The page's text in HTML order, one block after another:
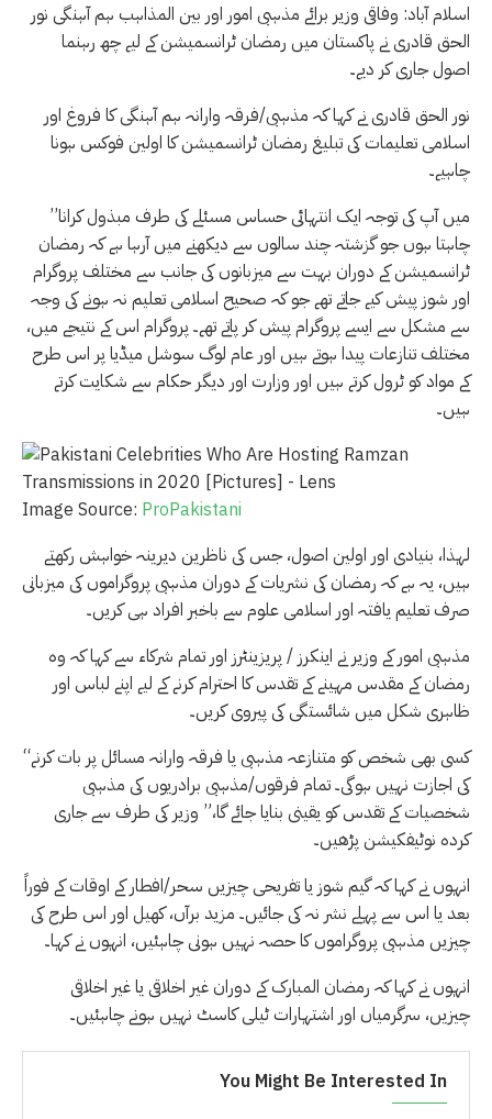
اسلام آباد: وفاقی وزیر برائے مذہبی امور اور بین المذاہب ہم آہنگی نور
الحق قادری نے پاکستان میں رمضان ٹرانسمیشن کے لیے چھ رہنما
اصول جاری کر دیے۔
نور الحق قادری نے کہا کہ مذہبی/فرقہ وارانہ ہم آہنگی کا فروغ اور
اسلامی تعلیمات کی تبلیغ رمضان ٹرانسمیشن کا اولین فوکس ہونا
چاہیے۔
’’میں آپ کی توجہ ایک انتہائی حساس مسئلے کی طرف مبذول کرانا
چاہتا ہوں جو گزشتہ چند سالوں سے دیکھنے میں آرہا ہے کہ رمضان
ٹرانسمیشن کے دوران بہت سے میزبانوں کی جانب سے مختلف پروگرام
اور شوز پیش کیے جاتے تھے جو کہ صحیح اسلامی تعلیم نہ ہونے کی وجہ
سے مشکل سے ایسے پروگرام پیش کر پاتے تھے۔ پروگرام اس کے نتیجے میں،
مختلف تنازعات پیدا ہوتے ہیں اور عام لوگ سوشل میڈیا پر اس طرح
کے مواد کو ٹرول کرتے ہیں اور وزارت اور دیگر حکام سے شکایت کرتے
ہیں۔
Image Source: ProPakistani
لہذا، بنیادی اور اولین اصول، جس کی ناظرین دیرینہ خواہش رکھتے
ہیں، یہ ہے کہ رمضان کی نشریات کے دوران مذہبی پروگراموں کی میزبانی
صرف تعلیم یافتہ اور اسلامی علوم سے باخبر افراد ہی کریں۔
مذہبی امور کے وزیر نے اینکرز / پریزینٹرز اور تمام شرکاء سے کہا کہ وہ
رمضان کے مقدس مہینے کے تقدس کا احترام کرنے کے لیے اپنے لباس اور
ظاہری شکل میں شائستگی کی پیروی کریں۔
“کسی بھی شخص کو متنازعہ مذہبی یا فرقہ وارانہ مسائل پر بات کرنے
کی اجازت نہیں ہوگی۔ تمام فرقوں/مذہبی برادریوں کی مذہبی
شخصیات کے تقدس کو یقینی بنایا جائے گا،” وزیر کی طرف سے جاری
کردہ نوٹیفکیشن پڑھیں۔
انہوں نے کہا کہ گیم شوز یا تفریحی چیزیں سحر/افطار کے اوقات کے فوراً
بعد یا اس سے پہلے نشر نہ کی جائیں۔ مزید برآں، کھیل اور اس طرح کی
چیزیں مذہبی پروگراموں کا حصہ نہیں ہونی چاہئیں، انہوں نے کہا۔
انہوں نے کہا کہ رمضان المبارک کے دوران غیر اخلاقی یا غیر اخلاقی
چیزیں، سرگرمیاں اور اشتہارات ٹیلی کاسٹ نہیں ہونے چاہئیں۔
You Might Be Interested In